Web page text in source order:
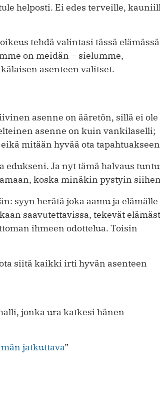
helposti. Ei edes terveille,
tehdä valintasi tässä
on meidän – sielumme,
asenteen valitset.
asenne on ääretön, sillä ei ole
asenne on kuin vankilaselli;
mitään hyvää ota
Ja nyt tämä halvaus
koska minäkin pystyin
syyn herätä joka aamu ja elämälle
saavutettavissa, tekevät
ihmeen odottelua. Toisin
siitä kaikki irti hyvän asenteen
jonka ura katkesi hänen
jatkuttava”